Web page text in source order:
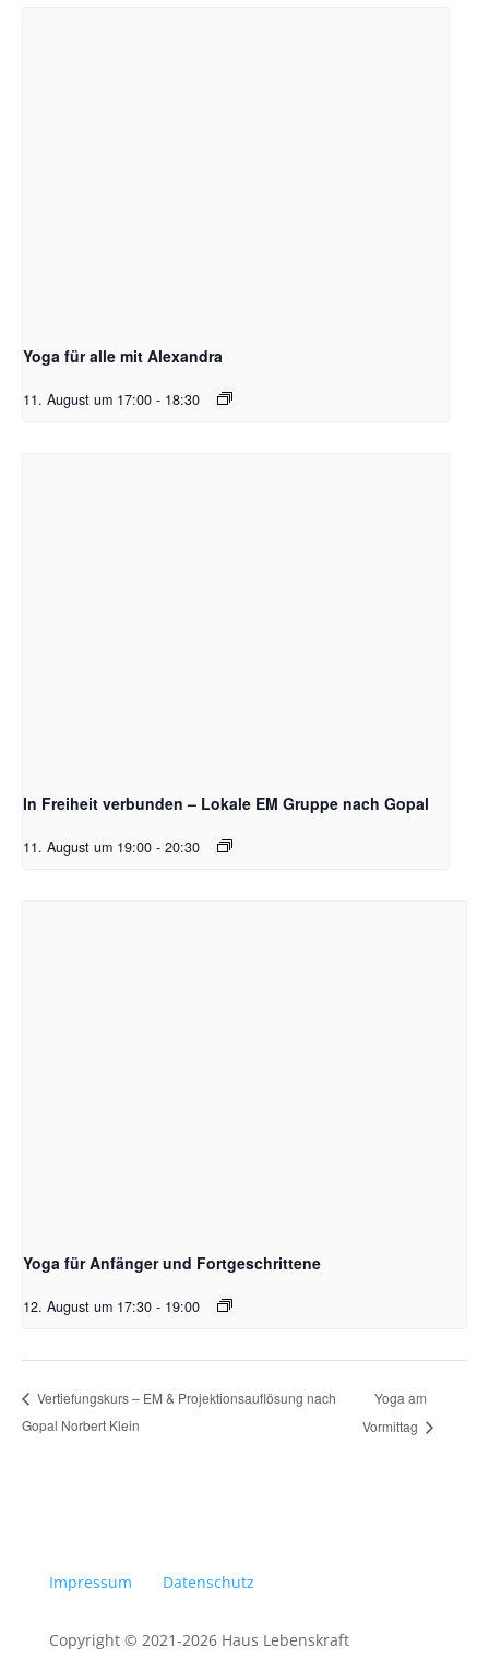
Yoga für alle mit Alexandra
11. August um 17:00 - 18:30
In Freiheit verbunden – Lokale EM Gruppe nach Gopal
11. August um 19:00 - 20:30
Yoga für Anfänger und Fortgeschrittene
12. August um 17:30 - 19:00
Vertiefungskurs – EM & Projektionsauflösung nach
Gopal Norbert Klein
Yoga am
Vormittag
Impressum Datenschutz
Copyright © 2021-2026 Haus Lebenskraft